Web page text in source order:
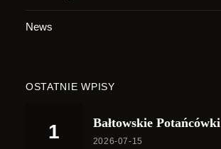
News
OSTATNIE WPISY
Bałtowskie Potańcówki
2026-07-15